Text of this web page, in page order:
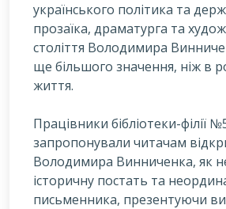
українського політика та
прозаїка, драматурга та
століття Володимира
ще більшого значення, ніж в
життя.
Працівники бібліотеки-філії
запропонували читачам
Володимира Винниченка, як
історичну постать та
письменника, презентуючи